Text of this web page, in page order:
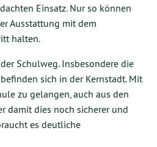
Einsatz. Nur so können
Ausstattung mit dem
halten.
Schulweg. Insbesondere die
sich in der Kernstadt. Mit
zu gelangen, auch aus den
damit dies noch sicherer und
es deutliche